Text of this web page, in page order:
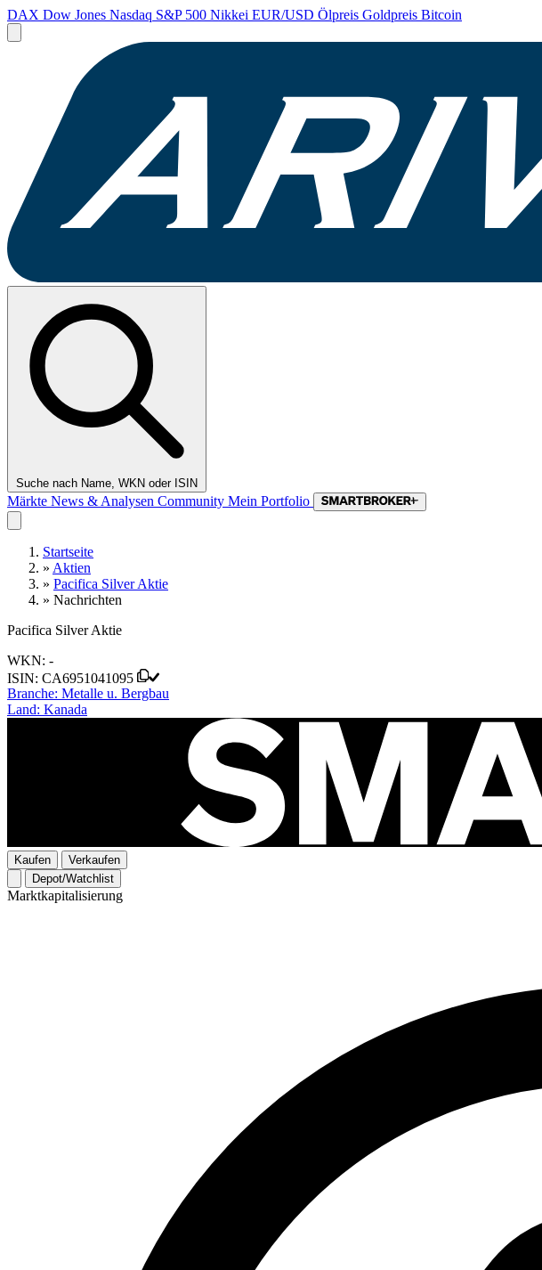
DAX Dow Jones Nasdaq S&P 500 Nikkei EUR/USD Ölpreis Goldpreis Bitcoin
Suche nach Name, WKN oder ISIN
Märkte News & Analysen Community Mein Portfolio
Startseite
» Aktien
» Pacifica Silver Aktie
» Nachrichten
Pacifica Silver Aktie
WKN: -
ISIN: CA6951041095
Branche: Metalle u. Bergbau
Land: Kanada
Kaufen
Verkaufen
Depot/Watchlist
Marktkapitalisierung